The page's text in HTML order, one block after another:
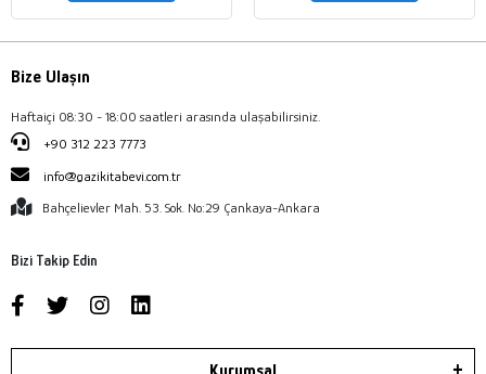
Bize Ulaşın
Haftaiçi 08:30 - 18:00 saatleri arasında ulaşabilirsiniz.
+90 312 223 7773
info@gazikitabevi.com.tr
Bahçelievler Mah. 53. Sok. No:29 Çankaya-Ankara
Bizi Takip Edin